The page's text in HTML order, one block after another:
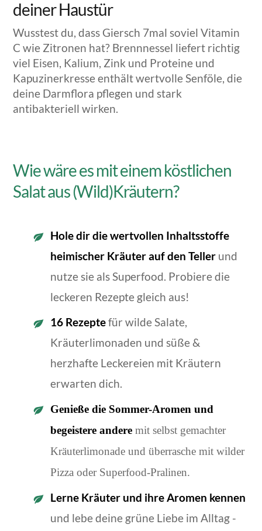
deiner Haustür
Wusstest du, dass Giersch 7mal soviel Vitamin
C wie Zitronen hat? Brennnessel liefert richtig
viel Eisen, Kalium, Zink und Proteine und
Kapuzinerkresse enthält wertvolle Senföle, die
deine Darmflora pflegen und stark
antibakteriell wirken.
Wie wäre es mit einem köstlichen
Salat aus (Wild)Kräutern?
Hole dir diewertvollen Inhaltsstoffe
heimischer Kräuter auf den Teller und
nutze sie als Superfood. Probiere die
leckeren Rezepte gleich aus!
16 Rezeptefür wilde Salate,
Kräuterlimonaden und süße &
herzhafte Leckereien mit Kräutern
erwarten dich.
Genieße die Sommer-Aromen und
begeistere andere mit selbst gemachter
Kräuterlimonade und überrasche mit wilder
Pizza oder Superfood-Pralinen.
Lerne Kräuter und ihre Aromen kennen
und lebe deine grüne Liebe im Alltag -